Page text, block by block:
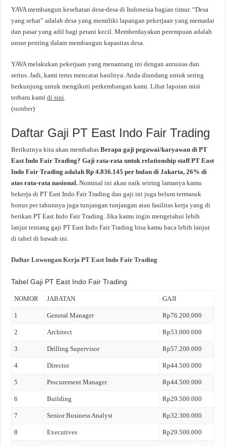
YAVA membangun kesehatan desa-desa di Indonesia bagian timur. “Desa
yang sehat” adalah desa yang memiliki lapangan pekerjaan yang memadai
dan pasar yang adil bagi petani kecil. Memberdayakan perempuan adalah
unsur penting dalam membangun kapasitas desa.
YAVA melakukan pekerjaan yang menantang ini dengan antusias dan
serius. Jadi, kami terus mencatat hasilnya. Anda diundang untuk sering
berkunjung untuk mengikuti perkembangan kami. Lihat laporan misi
terbaru kamidi sini.
(sumber)
Daftar Gaji PT East Indo Fair Trading
Berikutnya kita akan membahasBerapa gaji pegawai/karyawan di PT
East Indo Fair Trading? Gaji rata-rata untuk relationship staff PT East
Indo Fair Trading adalah Rp 4.836.145 per bulan di Jakarta, 26% di
atas rata-rata nasional.Nominal ini akan naik seiring lamanya kamu
bekerja di PT East Indo Fair Trading dan gaji ini juga belum termasuk
bonus per tahunnya juga tunjangan tunjangan atau fasilitas kerja yang di
berikan PT East Indo Fair Trading. Jika kamu ingin mengetahui lebih
lanjut tentang gaji PT East Indo Fair Trading bisa kamu baca lebih lanjut
di tabel di bawah ini.
Daftar Lowongan Kerja PT East Indo Fair Trading
Tabel Gaji PT East Indo Fair Trading
NOMOR JABATAN GAJI
1 General Manager Rp76.200.000
2 Architect Rp53.000.000
3 Drilling Supervisor Rp57.200.000
4 Director Rp44.500.000
5 Procurement Manager Rp44.500.000
6 Building Rp29.500.000
7 Senior Business Analyst Rp32.300.000
8 Executives Rp29.500.000